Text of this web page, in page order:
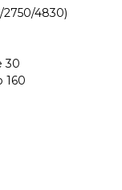
4830)
30
160